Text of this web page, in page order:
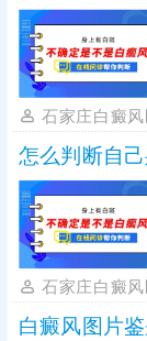
石家庄白癜风
怎么判断自
石家庄白癜风
白癜风图片